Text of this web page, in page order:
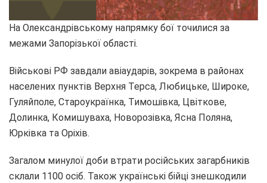
На Олександрівському напрямку бої точилися за
межами Запорізької області.
Військові РФ завдали авіаударів, зокрема в районах
населених пунктів Верхня Терса, Любицьке, Широке,
Гуляйполе, Староукраїнка, Тимошівка, Цвіткове,
Долинка, Комишуваха, Новорозівка, Ясна Поляна,
Юрківка та Оріхів.
Загалом минулої доби втрати російських загарбників
склали 1100 осіб. Також українські бійці знешкодили